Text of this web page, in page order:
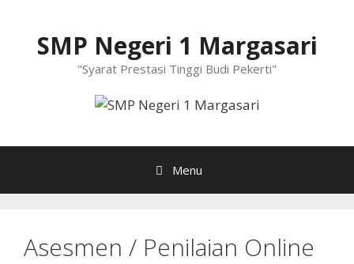
SMP Negeri 1 Margasari
"Syarat Prestasi Tinggi Budi Pekerti"
Menu
Asesmen / Penilaian Online